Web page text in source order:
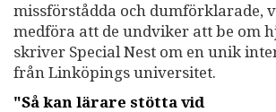
missförstådda och dumförklarade,
medföra att de undviker att be om
skriver Special Nest om en unik
från Linköpings universitet.
"Så kan lärare stötta vid